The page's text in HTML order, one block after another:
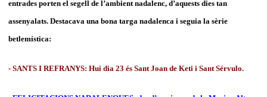
entrades porten el segell de l’ambient nadalenc, d’aquests dies tan
assenyalats. Destacava una bona targa nadalenca i seguia la sèrie
betlemística:
- SANTS I REFRANYS: Hui dia 23 és Sant Joan de Keti i Sant Sérvulo.